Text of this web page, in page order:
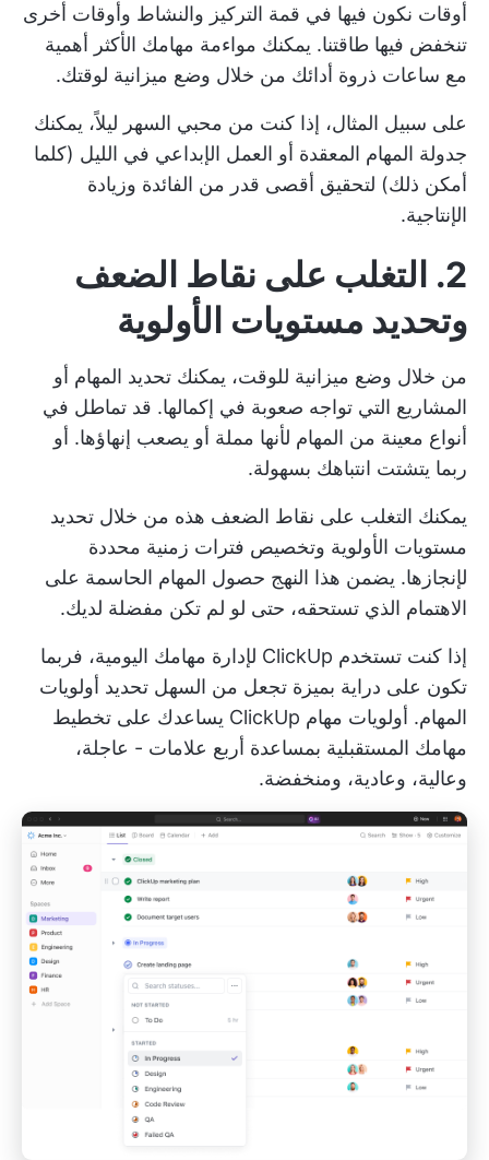
أوقات نكون فيها في قمة التركيز والنشاط وأوقات أخرى
تنخفض فيها طاقتنا. يمكنك مواءمة مهامك الأكثر أهمية
مع ساعات ذروة أدائك من خلال وضع ميزانية لوقتك.
على سبيل المثال، إذا كنت من محبي السهر ليلاً، يمكنك
جدولة المهام المعقدة أو العمل الإبداعي في الليل (كلما
أمكن ذلك) لتحقيق أقصى قدر من الفائدة وزيادة
الإنتاجية.
2. التغلب على نقاط الضعف
وتحديد مستويات الأولوية
من خلال وضع ميزانية للوقت، يمكنك تحديد المهام أو
المشاريع التي تواجه صعوبة في إكمالها. قد تماطل في
أنواع معينة من المهام لأنها مملة أو يصعب إنهاؤها. أو
ربما يتشتت انتباهك بسهولة.
يمكنك التغلب على نقاط الضعف هذه من خلال تحديد
مستويات الأولوية وتخصيص فترات زمنية محددة
لإنجازها. يضمن هذا النهج حصول المهام الحاسمة على
الاهتمام الذي تستحقه، حتى لو لم تكن مفضلة لديك.
إذا كنت تستخدم ClickUp لإدارة مهامك اليومية، فربما
تكون على دراية بميزة تجعل من السهل تحديد أولويات
المهام. أولويات مهام ClickUp
يساعدك على تخطيط
مهامك المستقبلية بمساعدة أربع علامات - عاجلة،
وعالية، وعادية، ومنخفضة.